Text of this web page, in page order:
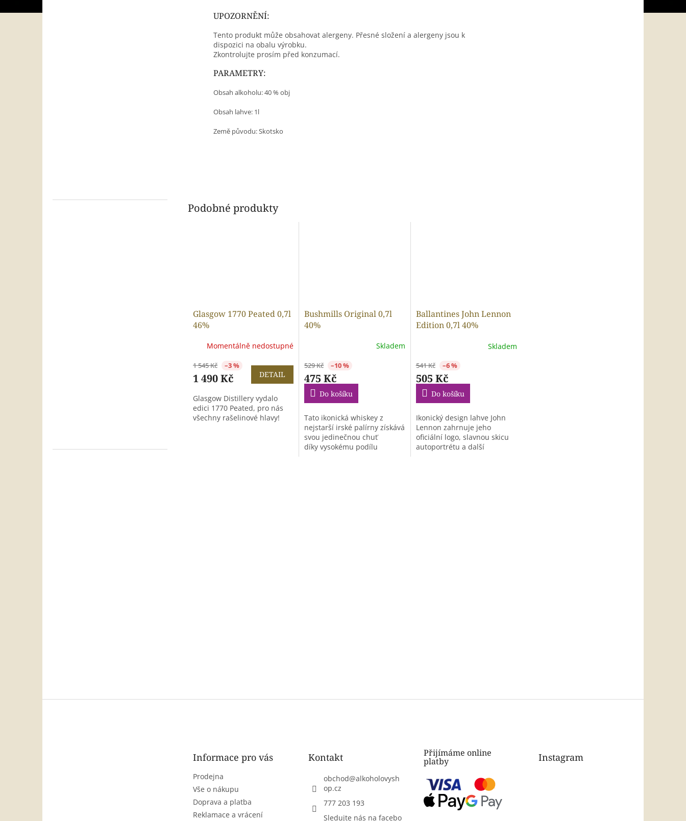
UPOZORNĚNÍ:
Tento produkt může obsahovat alergeny. Přesné složení a alergeny jsou k
dispozici na obalu výrobku.
Zkontrolujte prosím před konzumací.
PARAMETRY:
Obsah alkoholu: 40 % obj
Obsah lahve: 1l
Země původu:Skotsko
Podobné produkty
Glasgow 1770 Peated 0,7l
46%
Momentálně nedostupné
1 545 Kč –3 %
1 490 Kč DETAIL
Glasgow Distillery vydalo
edici 1770 Peated, pro nás
všechny rašelinové hlavy!
Bushmills Original 0,7l
40%
Skladem
529 Kč –10 %
475 Kč
Do košíku
Tato ikonická whiskey z
nejstarší irské palírny získává
svou jedinečnou chuť
díky vysokému podílu
Ballantines John Lennon
Edition 0,7l 40%
Skladem
541 Kč –6 %
505 Kč
Do košíku
Ikonický design lahve John
Lennon zahrnuje jeho
oficiální logo, slavnou skicu
autoportrétu a další
Informace pro vás
Prodejna
Vše o nákupu
Doprava a platba
Reklamace a vrácení
Kontakt
obchod@alkoholovysh
op.cz
777 203 193
Sledujte nás na facebo
Přijímáme online
platby Instagram